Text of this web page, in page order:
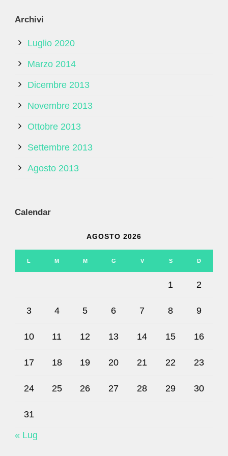
Archivi
Luglio 2020
Marzo 2014
Dicembre 2013
Novembre 2013
Ottobre 2013
Settembre 2013
Agosto 2013
Calendar
AGOSTO 2026
L M M G V S D
1 2
3 4 5 6 7 8 9
10 11 12 13 14 15 16
17 18 19 20 21 22 23
24 25 26 27 28 29 30
31
« Lug